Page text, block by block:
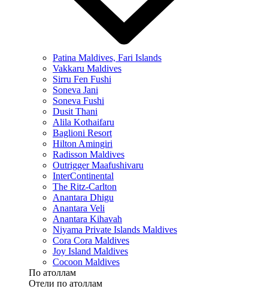
Patina Maldives, Fari Islands
Vakkaru Maldives
Sirru Fen Fushi
Soneva Jani
Soneva Fushi
Dusit Thani
Alila Kothaifaru
Baglioni Resort
Hilton Amingiri
Radisson Maldives
Outrigger Maafushivaru
InterContinental
The Ritz-Carlton
Anantara Dhigu
Anantara Veli
Anantara Kihavah
Niyama Private Islands Maldives
Cora Cora Maldives
Joy Island Maldives
Cocoon Maldives
По атоллам
Отели по атоллам